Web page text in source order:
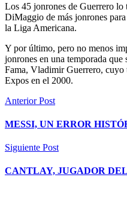
Los 45 jonrones de Guerrero lo
DiMaggio de más jonrones
la Liga Americana.
Y por último, pero no menos
jonrones en una temporada
Fama, Vladimir Guerrero, cuyo
Expos en el 2000.
Anterior Post
MESSI, UN ERROR
Siguiente Post
CANTLAY, JUGADOR